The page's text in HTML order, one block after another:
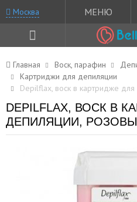
Москва МЕНЮ
Главная Воск, парафин
Картриджи для депиляции
Depilflax, воск в картридже
DEPILFLAX, ВОСК В
ДЕПИЛЯЦИИ,